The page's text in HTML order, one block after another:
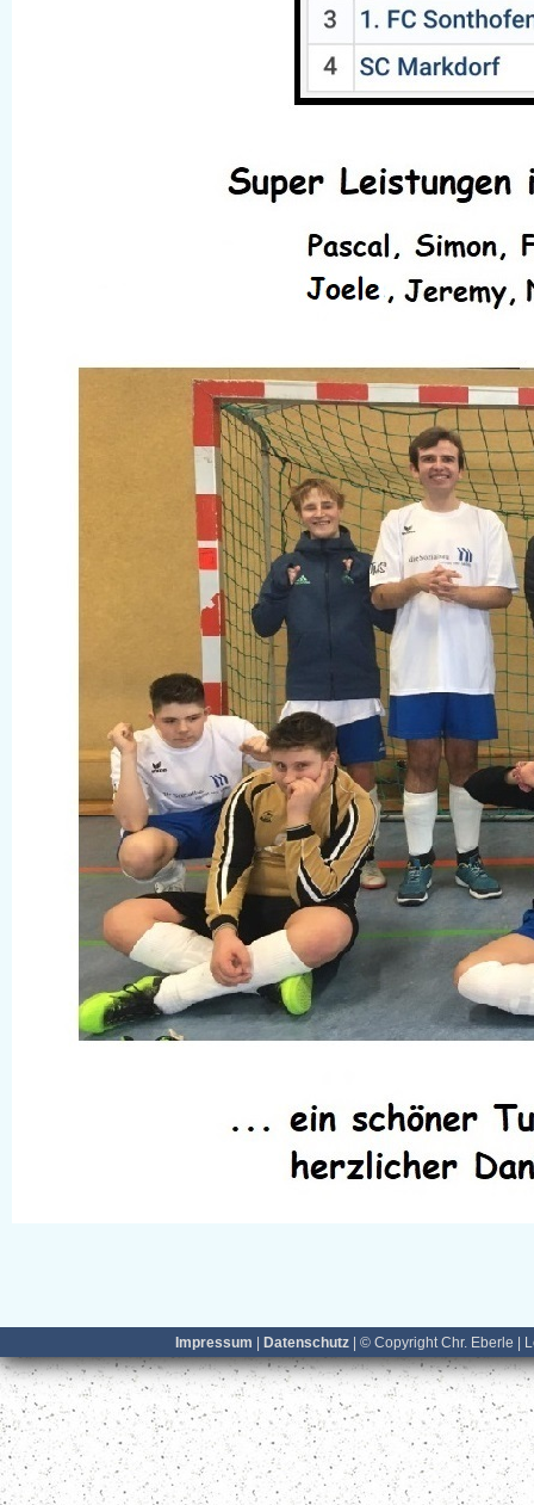
Impressum Datenschutz | © Copyright Chr. Eberle |